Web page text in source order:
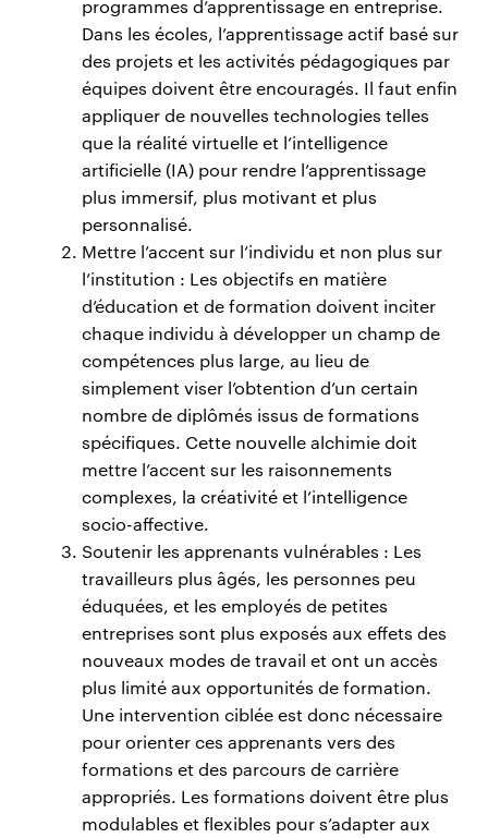
programmes d’apprentissage en entreprise.
Dans les écoles, l’apprentissage actif basé sur
des projets et les activités pédagogiques par
équipes doivent être encouragés. Il faut enfin
appliquer de nouvelles technologies telles
que la réalité virtuelle et l’intelligence
artificielle (IA) pour rendre l’apprentissage
plus immersif, plus motivant et plus
personnalisé.
Mettre l’accent sur l’individu et non plus sur
l’institution : Les objectifs en matière
d’éducation et de formation doivent inciter
chaque individu à développer un champ de
compétences plus large, au lieu de
simplement viser l’obtention d’un certain
nombre de diplômés issus de formations
spécifiques. Cette nouvelle alchimie doit
mettre l’accent sur les raisonnements
complexes, la créativité et l’intelligence
socio-affective.
Soutenir les apprenants vulnérables : Les
travailleurs plus âgés, les personnes peu
éduquées, et les employés de petites
entreprises sont plus exposés aux effets des
nouveaux modes de travail et ont un accès
plus limité aux opportunités de formation.
Une intervention ciblée est donc nécessaire
pour orienter ces apprenants vers des
formations et des parcours de carrière
appropriés. Les formations doivent être plus
modulables et flexibles pour s’adapter aux